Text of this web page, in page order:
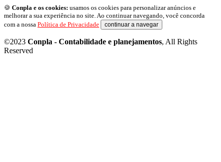
🍪 Conpla e os cookies: usamos os cookies para personalizar anúncios e
melhorar a sua experiência no site. Ao continuar navegando, você concorda
com a nossa Política de Privacidade continuar a navegar
©2023 Conpla - Contabilidade e planejamentos, All Rights
Reserved